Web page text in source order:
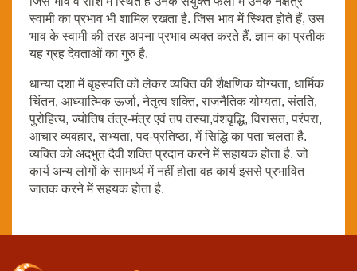
स्वामी का प्रभाव भी शामिल रखता है. जिस भाव में स्थित होते हैं, उस
भाव के स्वामी की तरह अपना प्रभाव व्यक्त करते हैं. ज्ञान का प्रतीक
यह ग्रह देवताओं का गुरु है.
धान्या दशा में बृहस्‍पति को लेकर व्‍यक्ति की शैक्षणिक योग्‍यता, धार्मिक
चिंतन, आध्‍यात्मिक ऊर्जा, नेतृत्‍व शक्ति, राजनैतिक योग्‍यता, संतति,
पुरोहित्‍य, ज्‍योतिष तंत्र-मंत्र एवं तप तस्‍या,वंशवृद्धि, विरासत, परंपरा,
आचार व्‍यवहार, सभ्‍यता, पद-प्रतिष्‍ठा, में सिद्धि का पता चलता है.
व्यक्ति को अदभुत दैवी शक्ति प्रदान करने में सहायक होता है. जो
कार्य अन्य लोगों के सामर्थ्य में नहीं होता वह कार्य इससे प्रभावित
जातक करने में सहयक होता है.